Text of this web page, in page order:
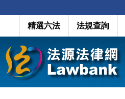
精選六法 法規查詢